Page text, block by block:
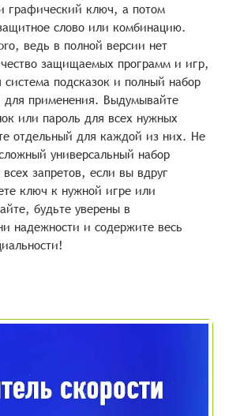
графический ключ, а потом
слово или комбинацию.
ведь в полной версии нет
защищаемых программ и игр,
система подсказок и полный набор
для применения. Выдумывайте
или пароль для всех нужных
отдельный для каждой из них. Не
универсальный набор
запретов, если вы вдруг
ключ к нужной игре или
будьте уверены в
надежности и содержите весь